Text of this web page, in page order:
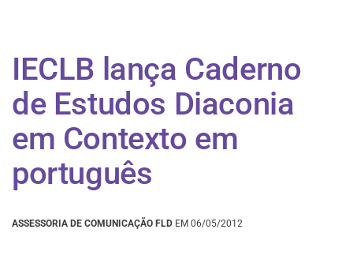
IECLB lança Caderno
de Estudos Diaconia
em Contexto em
português
ASSESSORIA DE COMUNICAÇÃO FLD EM 06/05/2012